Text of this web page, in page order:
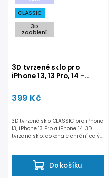
CLASSIC
3D
zaoblení
3D tvrzené sklo pro
iPhone 13, 13 Pro, 14 -
399 Kč
Do košíku
3D tvrzené sklo CLASSIC pro iPhone
13, iPhone 13 Pro a iPhone 14. 3D
tvrzené sklo, dokonale chrání celý